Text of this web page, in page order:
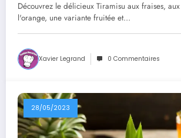
Découvrez le délicieux Tiramisu aux fraises,
l'orange, une variante fruitée et…
Xavier Legrand 0 Commentaires
28/05/2023